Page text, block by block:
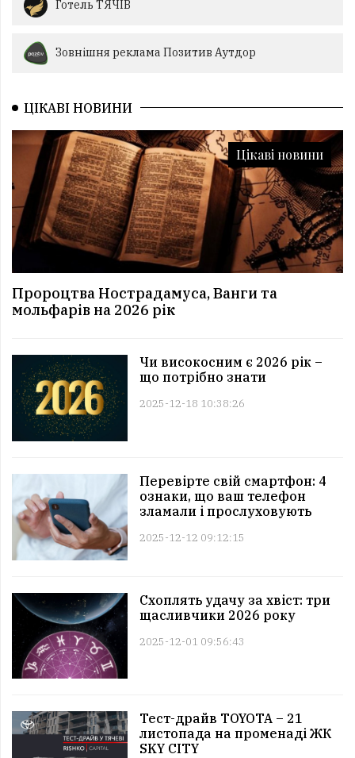
Готель ТЯЧІВ
Зовнішня реклама Позитив Аутдор
ЦІКАВІ НОВИНИ
Цікаві новини
Пророцтва Нострадамуса, Ванги та
мольфарів на 2026 рік
Чи високосним є 2026 рік –
що потрібно знати
2025-12-18 10:38:26
Перевірте свій смартфон: 4
ознаки, що ваш телефон
зламали і прослуховують
2025-12-12 09:12:15
Схоплять удачу за хвіст: три
щасливчики 2026 року
2025-12-01 09:56:43
Тест-драйв TOYOTA – 21
листопада на променаді ЖК
SKY CITY